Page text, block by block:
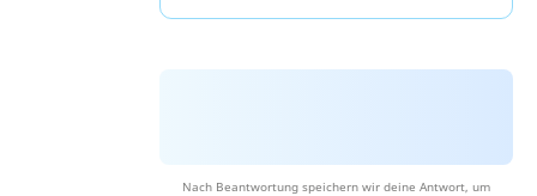
Nach Beantwortung speichern wir deine Antwort, um